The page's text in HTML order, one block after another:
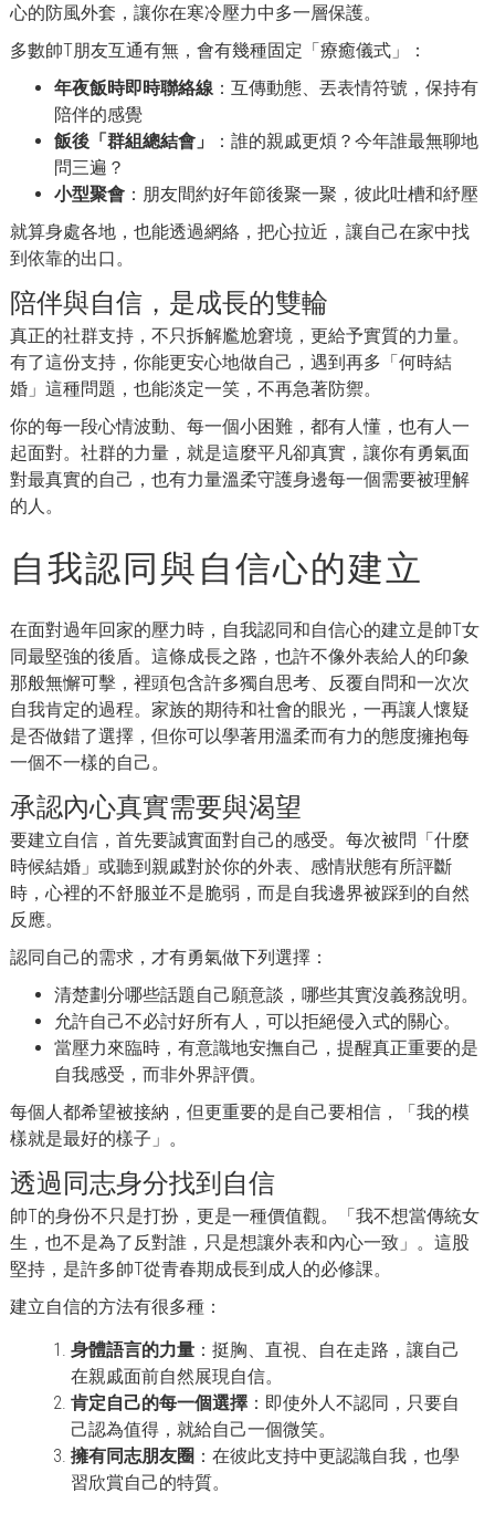
心的防風外套，讓你在寒冷壓力中多一層保護。
多數帥T朋友互通有無，會有幾種固定「療癒儀式」：
年夜飯時即時聯絡線 ：互傳動態、丟表情符號，保持有
陪伴的感覺
飯後「群組總結會」
：誰的親戚更煩？今年誰最無聊地
問三遍？
小型聚會 ：朋友間約好年節後聚一聚，彼此吐槽和紓壓
就算身處各地，也能透過網絡，把心拉近，讓自己在家中找
到依靠的出口。
陪伴與自信，是成長的雙輪
真正的社群支持，不只拆解尷尬窘境，更給予實質的力量。
有了這份支持，你能更安心地做自己，遇到再多「何時結
婚」這種問題，也能淡定一笑，不再急著防禦。
你的每一段心情波動、每一個小困難，都有人懂，也有人一
起面對。社群的力量，就是這麼平凡卻真實，讓你有勇氣面
對最真實的自己，也有力量溫柔守護身邊每一個需要被理解
的人。
自我認同與自信心的建立
在面對過年回家的壓力時，自我認同和自信心的建立是帥T女
同最堅強的後盾。這條成長之路，也許不像外表給人的印象
那般無懈可擊，裡頭包含許多獨自思考、反覆自問和一次次
自我肯定的過程。家族的期待和社會的眼光，一再讓人懷疑
是否做錯了選擇，但你可以學著用溫柔而有力的態度擁抱每
一個不一樣的自己。
承認內心真實需要與渴望
要建立自信，首先要誠實面對自己的感受。每次被問「什麼
時候結婚」或聽到親戚對於你的外表、感情狀態有所評斷
時，心裡的不舒服並不是脆弱，而是自我邊界被踩到的自然
反應。
認同自己的需求，才有勇氣做下列選擇：
清楚劃分哪些話題自己願意談，哪些其實沒義務說明。
允許自己不必討好所有人，可以拒絕侵入式的關心。
當壓力來臨時，有意識地安撫自己，提醒真正重要的是
自我感受，而非外界評價。
每個人都希望被接納，但更重要的是自己要相信，「我的模
樣就是最好的樣子」。
透過同志身分找到自信
帥T的身份不只是打扮，更是一種價值觀。「我不想當傳統女
生，也不是為了反對誰，只是想讓外表和內心一致」。這股
堅持，是許多帥T從青春期成長到成人的必修課。
建立自信的方法有很多種：
身體語言的力量 ：挺胸、直視、自在走路，讓自己
在親戚面前自然展現自信。
肯定自己的每一個選擇 ：即使外人不認同，只要自
己認為值得，就給自己一個微笑。
擁有同志朋友圈 ：在彼此支持中更認識自我，也學
習欣賞自己的特質。